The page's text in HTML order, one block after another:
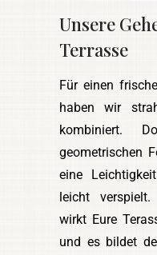
Unsere
Terrasse
Für einen
haben wir
kombiniert.
geometrischen
eine
leicht
wirkt Eure
und es bildet